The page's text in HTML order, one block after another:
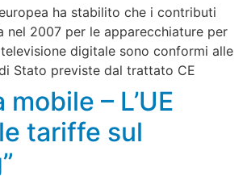
ha stabilito che i contributi
nel 2007 per le apparecchiature per
digitale sono conformi alle
Stato previste dal trattato CE
– L’UE
tariffe sul